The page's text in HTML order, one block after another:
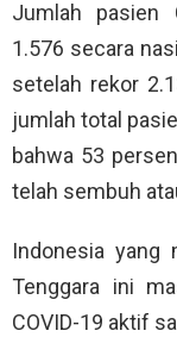
Jumlah pasien
1.576 secara
setelah rekor
jumlah total
bahwa 53
telah sembuh
Indonesia yang
Tenggara ini
COVID-19 aktif